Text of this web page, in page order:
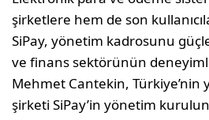
şirketlere hem de son
SiPay, yönetim kadrosunu
ve finans sektörünün
Mehmet Cantekin, Türkiye’nin
şirketi SiPay’in yönetim